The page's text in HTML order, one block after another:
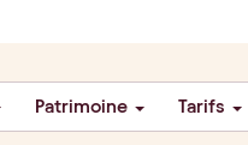
Patrimoine Tarifs